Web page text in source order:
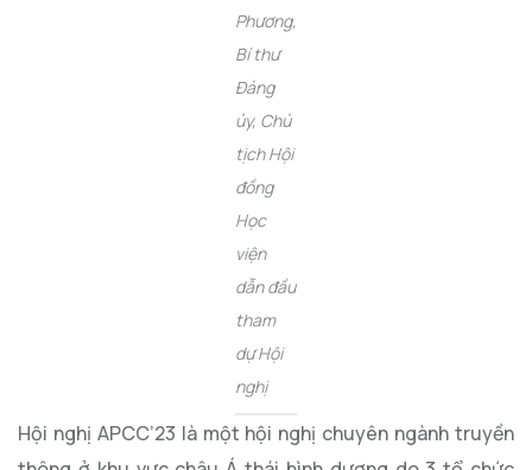
Phương,
Bí thư
Đảng
ủy, Chủ
tịch Hội
đồng
Học
viện
dẫn đầu
tham
dự Hội
nghị
Hội nghị APCC’23 là một hội nghị chuyên ngành truyền